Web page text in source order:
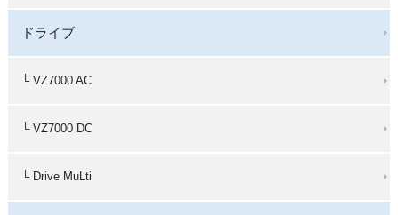
ドライブ
└ VZ7000 AC
└ VZ7000 DC
└ Drive MuLti